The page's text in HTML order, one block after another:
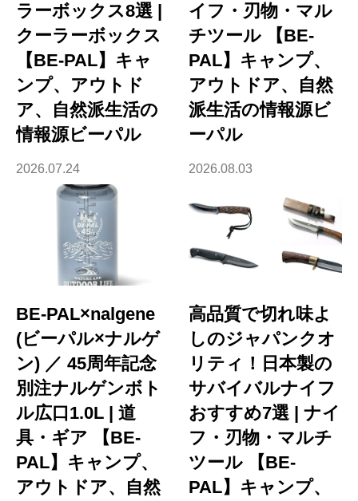
ラーボックス8選 |
クーラーボックス
【BE-PAL】キャ
ンプ、アウトド
ア、自然派生活の
情報源ビーパル
2026.07.24
イフ・刃物・マル
チツール 【BE-
PAL】キャンプ、
アウトドア、自然
派生活の情報源ビ
ーパル
2026.08.03
BE-PAL×nalgene
(ビーパル×ナルゲ
ン) ／ 45周年記念
別注ナルゲンボト
ル広口1.0L | 道
具・ギア 【BE-
PAL】キャンプ、
アウトドア、自然
高品質で切れ味よ
しのジャパンクオ
リティ！日本製の
サバイバルナイフ
おすすめ7選 | ナイ
フ・刃物・マルチ
ツール 【BE-
PAL】キャンプ、